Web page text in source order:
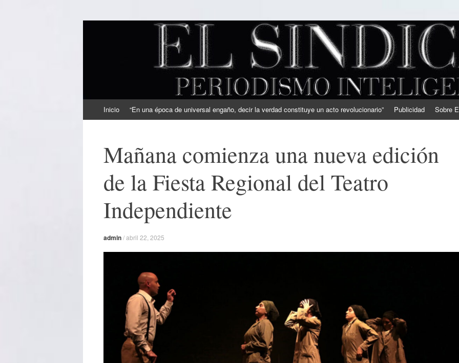
EL SINDICAL
Periodismo Inteligente
al
Inicio “En una época de universal engaño, decir la verdad constituye un acto revolucionario” Publicidad Sobre
Mañana comienza una nueva edición
de la Fiesta Regional del Teatro
Independiente
admin/abril 22, 2025